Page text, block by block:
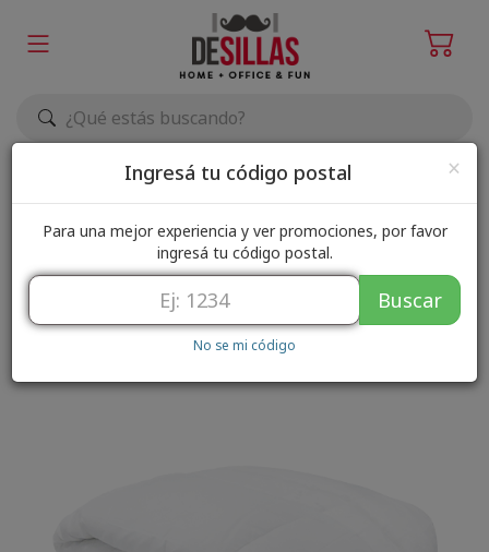
Elegir zona de envío ×
Ingresá tu código postal
Para una mejor experiencia y ver promociones, por favor
ingresá tu código postal.
Buscar
No se mi código